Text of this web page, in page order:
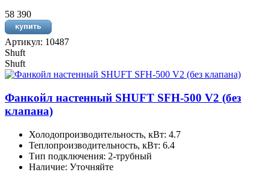
58 390
Артикул: 10487
Shuft
Shuft
Фанкойл настенный SHUFT SFH-500 V2 (без
клапана)
Холодопроизводительность, кВт: 4.7
Теплопроизводительность, кВт: 6.4
Тип подключения: 2-трубный
Наличие: Уточняйте